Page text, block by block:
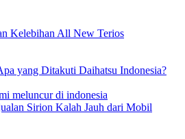
Kelebihan All New Terios
yang Ditakuti Daihatsu Indonesia?
Sirion Kalah Jauh dari Mobil